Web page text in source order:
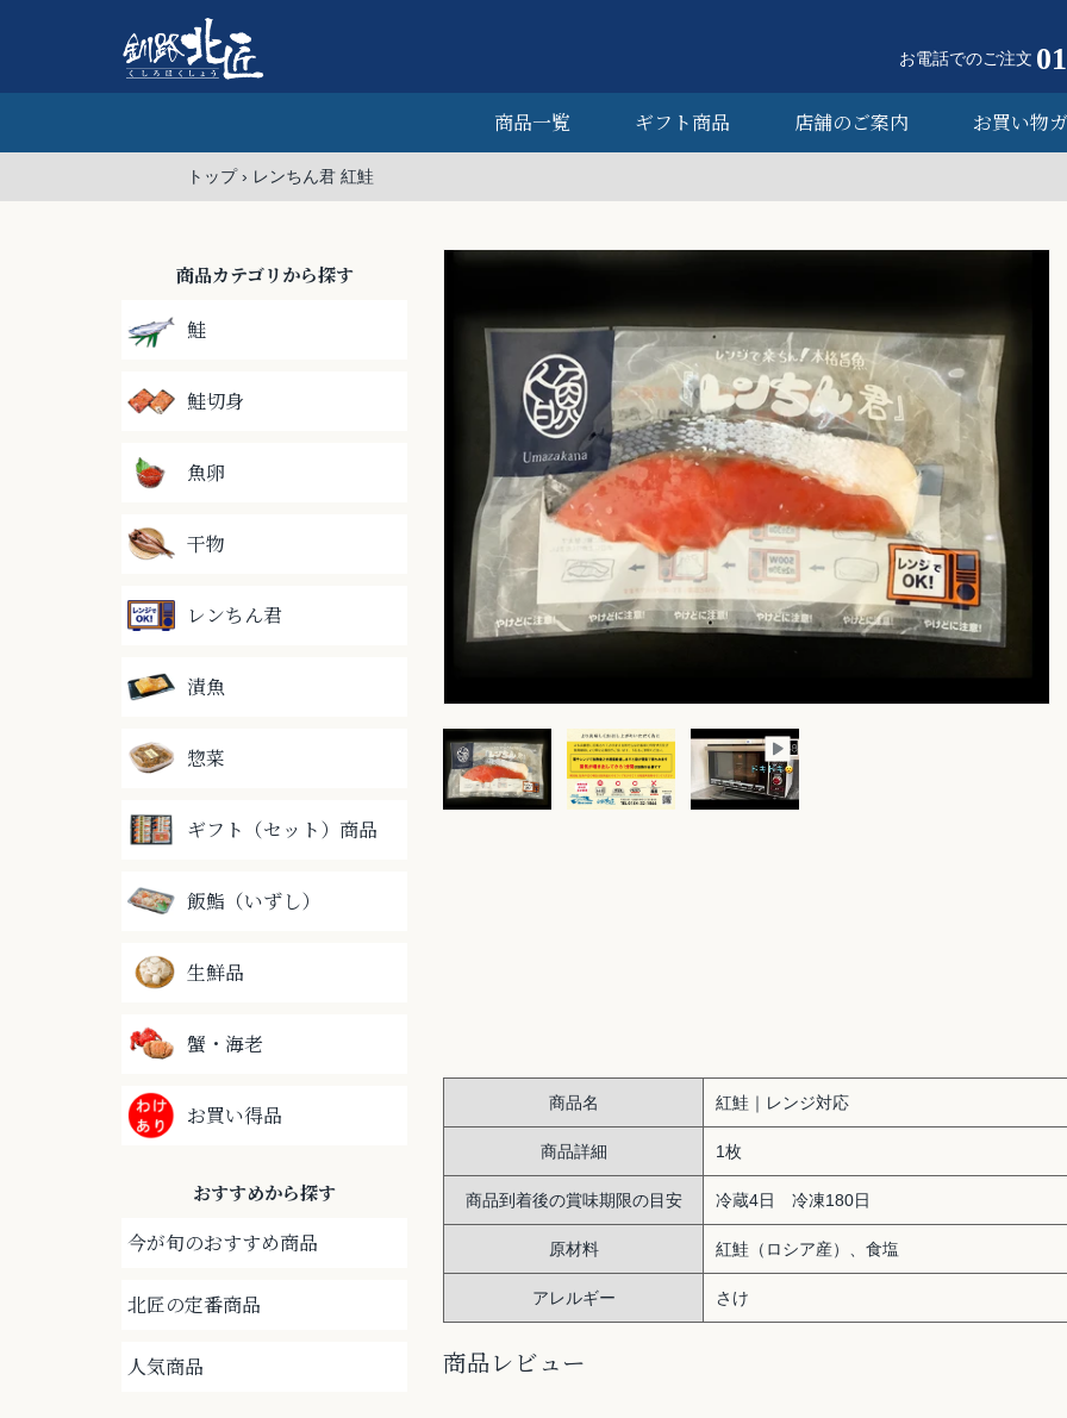
お電話でのご注文
商品一覧 ギフト商品 店舗のご案内 お買い物
トップ › レンちん君 紅鮭
商品名 紅鮭｜レンジ対応
商品詳細 1枚
商品到着後の賞味期限の目安 冷蔵4日 冷凍180日
原材料 紅鮭（ロシア産）、食塩
アレルギー さけ
商品レビュー
商品カテゴリから探す
鮭
鮭切身
魚卵
干物
レンちん君
漬魚
惣菜
ギフト（セット）商品
飯鮨（いずし）
生鮮品
蟹・海老
お買い得品
おすすめから探す
今が旬のおすすめ商品
北匠の定番商品
人気商品